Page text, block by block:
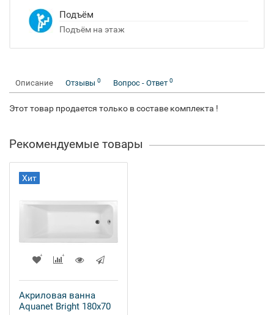
Подъём
Подъём на этаж
Описание Отзывы 0 Вопрос - Ответ 0
Этот товар продается только в составе комплекта !
Рекомендуемые товары
Хит
Акриловая ванна
Aquanet Bright 180x70